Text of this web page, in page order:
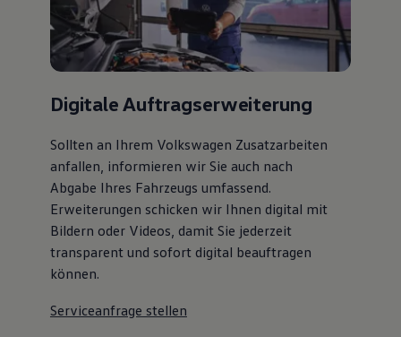
Digitale Auftragserweiterung
Sollten an Ihrem Volkswagen Zusatzarbeiten
anfallen, informieren wir Sie auch nach
Abgabe Ihres Fahrzeugs umfassend.
Erweiterungen schicken wir Ihnen digital mit
Bildern oder Videos, damit Sie jederzeit
transparent und sofort digital beauftragen
können.
Serviceanfrage stellen